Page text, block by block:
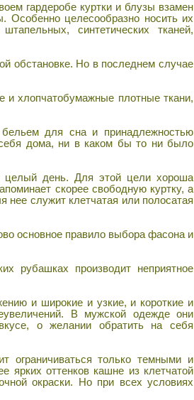
гардеробе куртки и блузы взамен
Особенно целесообразно носить их
синтетических тканей,
обстановке. Но в последнем случае
и хлопчатобумажные плотные ткани,
для сна и принадлежностью
себя дома, ни в каком бы то ни было
целый день. Для этой цели хороша
скорее свободную куртку, а
нее служит клетчатая или полосатая
основное правило выбора фасона и
рубашках производит неприятное
и широкие и узкие, и короткие и
В мужской одежде они
о желании обратить на себя
только темными и
ярких оттенков кашне из клетчатой
окраски. Но при всех условиях